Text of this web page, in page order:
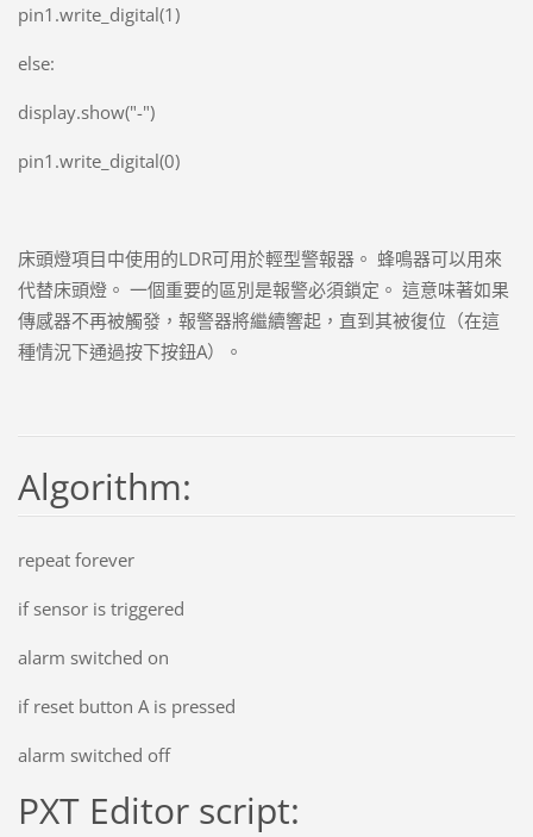
pin1.write_digital(1)
else:
display.show("-")
pin1.write_digital(0)
床頭燈項目中使用的LDR可用於輕型警報器。 蜂鳴器可以用來
代替床頭燈。 一個重要的區別是報警必須鎖定。 這意味著如果
傳感器不再被觸發，報警器將繼續響起，直到其被復位（在這
種情況下通過按下按鈕A）。
Algorithm:
repeat forever
if sensor is triggered
alarm switched on
if reset button A is pressed
alarm switched off
PXT Editor script: